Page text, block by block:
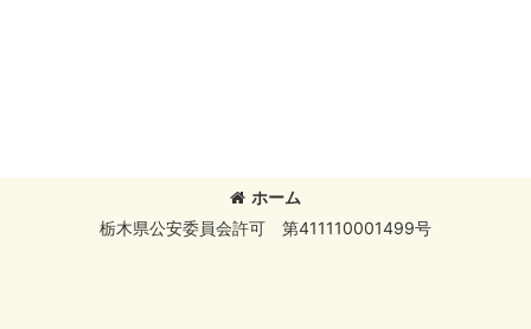
ホーム
栃木県公安委員会許可 第411110001499号